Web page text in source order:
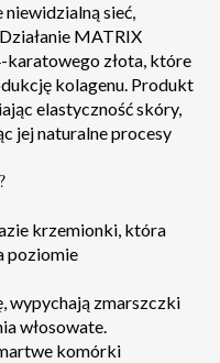
sieć,
MATRIX
karatowego złota, które
kolagenu. Produkt
elastyczność skóry,
jej naturalne procesy
krzemionki, która
poziomie
wypychają zmarszczki
włosowate.
komórki